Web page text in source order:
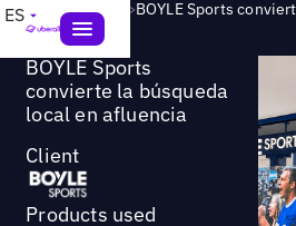
ES Success Story >
BOYLE Sports
convierte la búsqueda
local en afluencia
Client
Products used